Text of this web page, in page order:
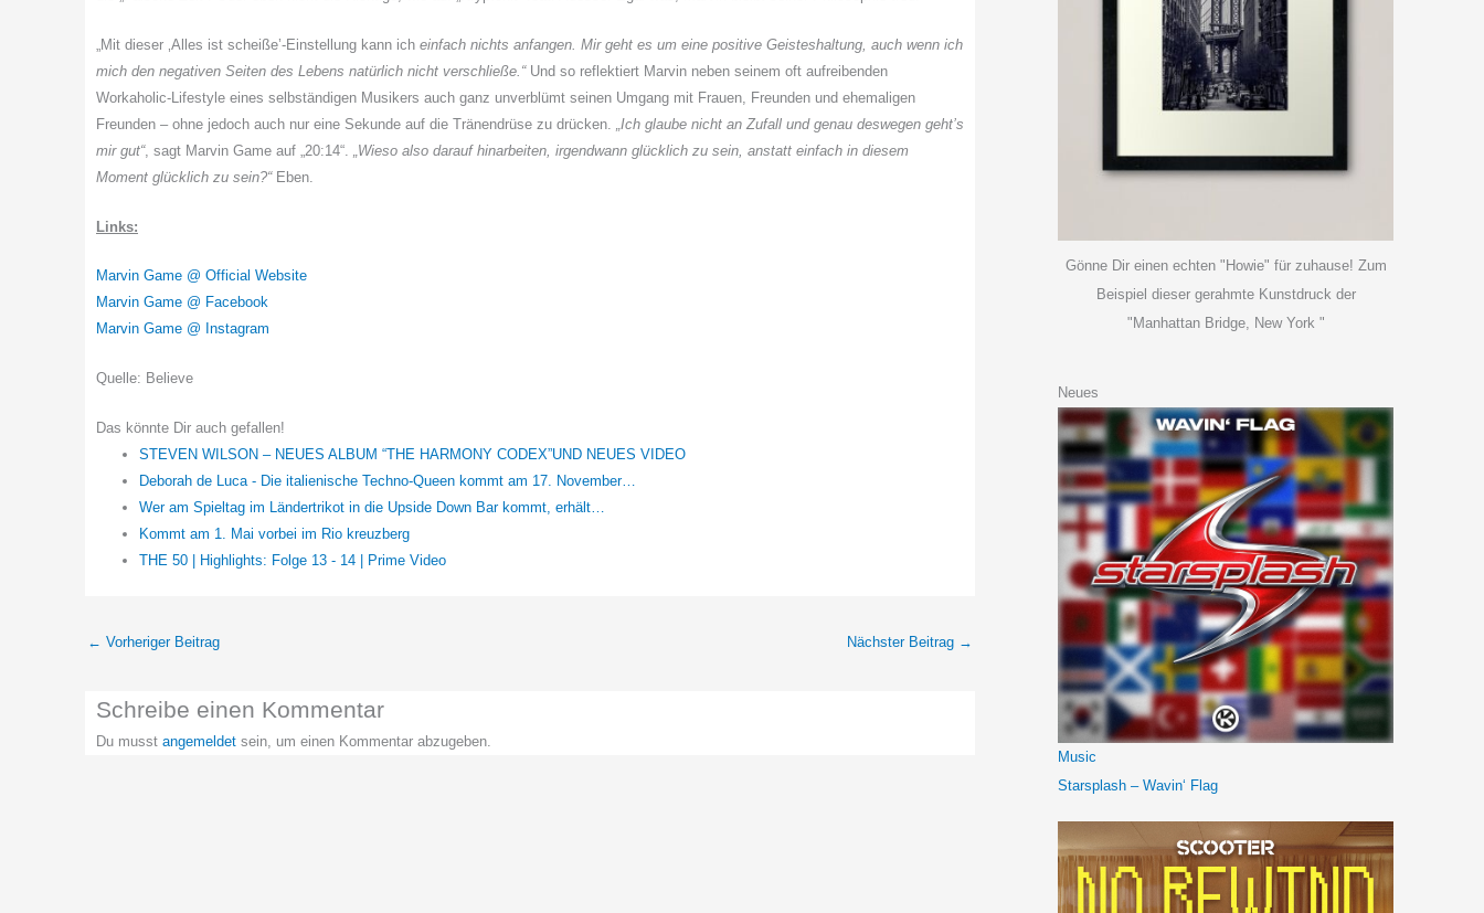
„Mit dieser ‚Alles ist scheiße’-Einstellung kann ich einfach nichts anfangen. Mir geht es um eine positive Geisteshaltung, auch wenn ich
mich den negativen Seiten des Lebens natürlich nicht verschließe.“Und so reflektiert Marvin neben seinem oft aufreibenden
Workaholic-Lifestyle eines selbständigen Musikers auch ganz unverblümt seinen Umgang mit Frauen, Freunden und ehemaligen
Freunden – ohne jedoch auch nur eine Sekunde auf die Tränendrüse zu drücken.
„Ich glaube nicht an Zufall und genau deswegen geht’s
mir gut“, sagt Marvin Game auf „20:14“.
„Wieso also darauf hinarbeiten, irgendwann glücklich zu sein, anstatt einfach in diesem
Moment glücklich zu sein?“Eben.
Links:
Marvin Game @ Official Website
Marvin Game @ Facebook
Marvin Game @ Instagram
Quelle: Believe
Das könnte Dir auch gefallen!
STEVEN WILSON – NEUES ALBUM “THE HARMONY CODEX”UND NEUES VIDEO
Deborah de Luca - Die italienische Techno-Queen kommt am 17. November…
Wer am Spieltag im Ländertrikot in die Upside Down Bar kommt, erhält…
Kommt am 1. Mai vorbei im Rio kreuzberg
THE 50 | Highlights: Folge 13 - 14 | Prime Video
← Vorheriger Beitrag Nächster Beitrag →
Schreibe einen Kommentar
Du musst angemeldet sein, um einen Kommentar abzugeben.
Gönne Dir einen echten "Howie" für zuhause! Zum
Beispiel dieser gerahmte Kunstdruck der
"Manhattan Bridge, New York "
Neues
Music
Starsplash – Wavin‘ Flag